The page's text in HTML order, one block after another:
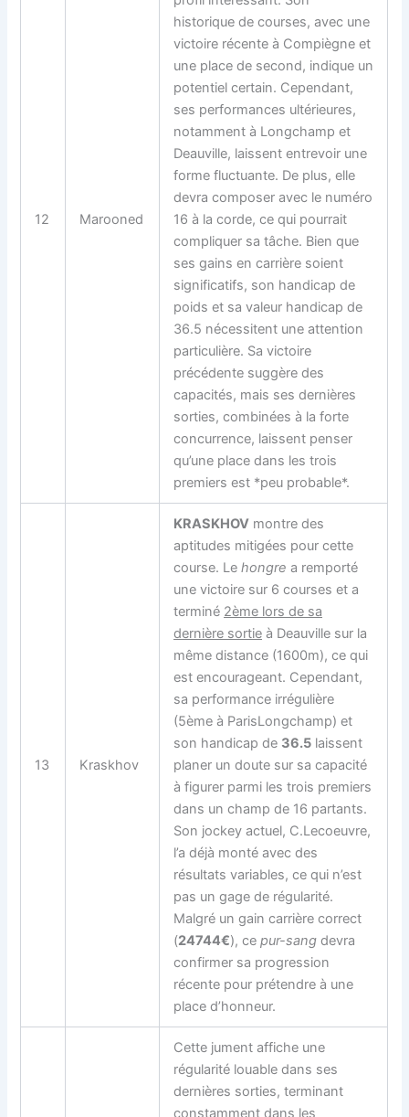
12 Marooned
historique de courses, avec une
victoire récente à Compiègne et
une place de second, indique un
potentiel certain. Cependant,
ses performances ultérieures,
notamment à Longchamp et
Deauville, laissent entrevoir une
forme fluctuante. De plus, elle
devra composer avec le numéro
16 à la corde, ce qui pourrait
compliquer sa tâche. Bien que
ses gains en carrière soient
significatifs, son handicap de
poids et sa valeur handicap de
36.5 nécessitent une attention
particulière. Sa victoire
précédente suggère des
capacités, mais ses dernières
sorties, combinées à la forte
concurrence, laissent penser
qu’une place dans les trois
premiers est *peu probable*.
13 Kraskhov
KRASKHOV montre des
aptitudes mitigées pour cette
course. Lehongre a remporté
une victoire sur 6 courses et a
terminé 2ème lors de sa
dernière sortie à Deauville sur la
même distance (1600m), ce qui
est encourageant. Cependant,
sa performance irrégulière
(5ème à ParisLongchamp) et
son handicap de 36.5 laissent
planer un doute sur sa capacité
à figurer parmi les trois premiers
dans un champ de 16 partants.
Son jockey actuel, C.Lecoeuvre,
l’a déjà monté avec des
résultats variables, ce qui n’est
pas un gage de régularité.
Malgré un gain carrière correct
(24744€), cepur-sang devra
confirmer sa progression
récente pour prétendre à une
place d’honneur.
Cette jument affiche une
régularité louable dans ses
dernières sorties, terminant
constamment dans les